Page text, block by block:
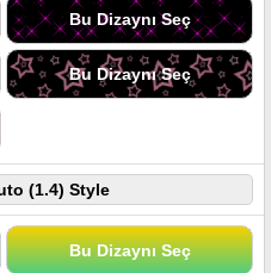
Bu Dizaynı Seç
Bu Dizaynı Seç
(1.4) Style
Bu Dizaynı Seç